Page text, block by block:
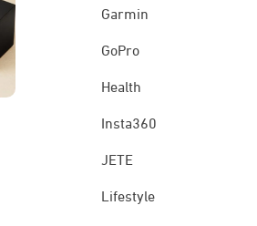
Garmin
GoPro
Health
Insta360
JETE
Lifestyle